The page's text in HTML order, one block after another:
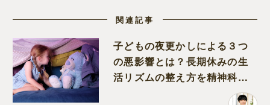
関連記事
子どもの夜更かしによる３つ
の悪影響とは？長期休みの生
活リズムの整え方を精神科医